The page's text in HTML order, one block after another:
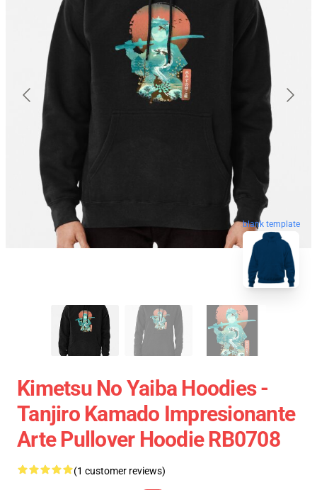
blank template
Kimetsu No Yaiba Hoodies -
Tanjiro Kamado Impresionante
Arte Pullover Hoodie RB0708
(1 customer reviews)